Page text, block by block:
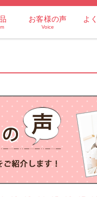
お客様の声
Voice
よ